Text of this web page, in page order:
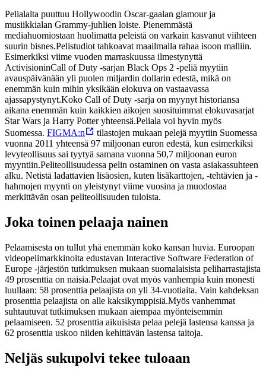
Pelialalta puuttuu Hollywoodin Oscar-gaalan glamour ja
musiikkialan Grammy-juhlien loiste. Pienemmästä
mediahuomiostaan huolimatta peleistä on varkain kasvanut viihteen
suurin bisnes.Pelistudiot tahkoavat maailmalla rahaa isoon malliin.
Esimerkiksi viime vuoden marraskuussa ilmestynyttä
ActivisioninCall of Duty -sarjan Black Ops 2 -peliä myytiin
avauspäivänään yli puolen miljardin dollarin edestä, mikä on
enemmän kuin mihin yksikään elokuva on vastaavassa
ajassapystynyt.Koko Call of Duty -sarja on myynyt historiansa
aikana enemmän kuin kaikkien aikojen suosituimmat elokuvasarjat
Star Wars ja Harry Potter yhteensä.Peliala voi hyvin myös
Suomessa. FIGMA:n
tilastojen mukaan pelejä myytiin Suomessa
vuonna 2011 yhteensä 97 miljoonan euron edestä, kun esimerkiksi
levyteollisuus sai tyytyä samana vuonna 50,7 miljoonan euron
myyntiin.Peliteollisuudessa pelin ostaminen on vasta asiakassuhteen
alku. Netistä ladattavien lisäosien, kuten lisäkarttojen, -tehtävien ja -
hahmojen myynti on yleistynyt viime vuosina ja muodostaa
merkittävän osan peliteollisuuden tuloista.
Joka toinen pelaaja nainen
Pelaamisesta on tullut yhä enemmän koko kansan huvia. Euroopan
videopelimarkkinoita edustavan Interactive Software Federation of
Europe -järjestön tutkimuksen mukaan suomalaisista peliharrastajista
49 prosenttia on naisia.Pelaajat ovat myös vanhempia kuin monesti
luullaan: 58 prosenttia pelaajista on yli 34-vuotiaita. Vain kahdeksan
prosenttia pelaajista on alle kaksikymppisiä.Myös vanhemmat
suhtautuvat tutkimuksen mukaan aiempaa myönteisemmin
pelaamiseen. 52 prosenttia aikuisista pelaa pelejä lastensa kanssa ja
62 prosenttia uskoo niiden kehittävän lastensa taitoja.
Neljäs sukupolvi tekee tuloaan